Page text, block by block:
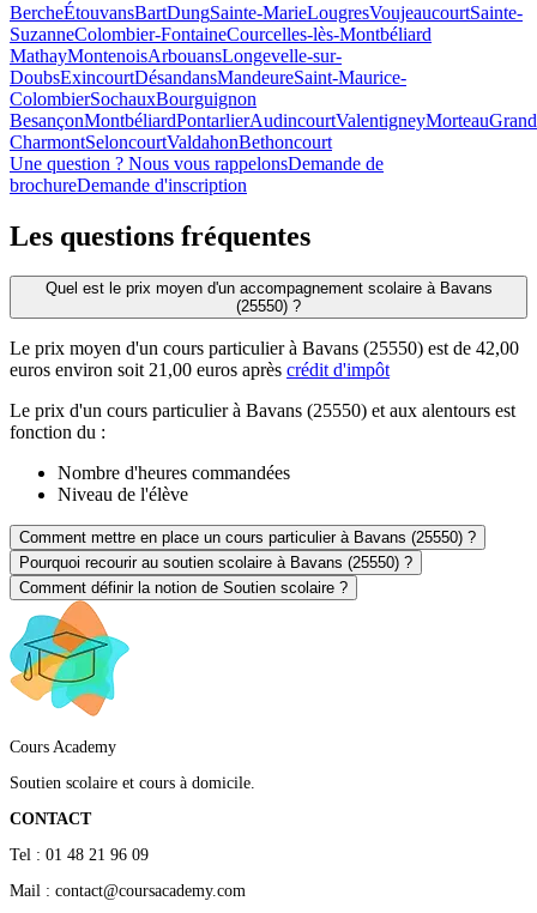
BercheÉtouvansBartDungSainte-MarieLougresVoujeaucourtSainte-
SuzanneColombier-FontaineCourcelles-lès-Montbéliard
MathayMontenoisArbouansLongevelle-sur-
DoubsExincourtDésandansMandeureSaint-Maurice-
ColombierSochauxBourguignon
BesançonMontbéliardPontarlierAudincourtValentigneyMorteau
CharmontSeloncourtValdahonBethoncourt
Une question ? Nous vous rappelonsDemande de
brochureDemande d'inscription
Les questions fréquentes
Quel est le prix moyen d'un accompagnement scolaire à Bavans
(25550) ?
Le prix moyen d'un cours particulier à Bavans (25550) est de 42,00
euros environ soit 21,00 euros après crédit d'impôt
Le prix d'un cours particulier à Bavans (25550) et aux alentours est
fonction du :
Nombre d'heures commandées
Niveau de l'élève
Comment mettre en place un cours particulier à Bavans (25550) ?
Pourquoi recourir au soutien scolaire à Bavans (25550) ?
Comment définir la notion de Soutien scolaire ?
Cours Academy
Soutien scolaire et cours à domicile.
CONTACT
Tel : 01 48 21 96 09
Mail : contact@coursacademy.com